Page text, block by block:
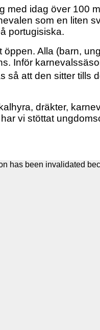
med idag över 100
som en liten
portugisiska.
Alla (barn,
Inför
så att den sitter
dräkter,
vi stöttat
has been invalidated